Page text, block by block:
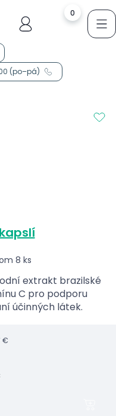
0
(po–pá)
8 ks
extrakt brazilské
C pro podporu
účinných látek.
€